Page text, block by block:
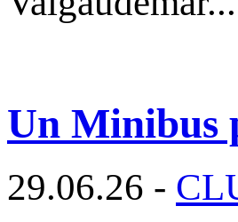
Un Minibus
29.06.26 -